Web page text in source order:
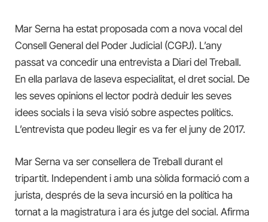
Mar Serna ha estat proposada com a nova vocal del
Consell General del Poder Judicial (CGPJ). L’any
passat va concedir una entrevista a Diari del Treball.
En ella parlava de laseva especialitat, el dret social. De
les seves opinions el lector podrà deduir les seves
idees socials i la seva visió sobre aspectes polítics.
L’entrevista que podeu llegir es va fer el juny de 2017.
Mar Serna va ser consellera de Treball durant el
tripartit. Independent i amb una sòlida formació com a
jurista, després de la seva incursió en la política ha
tornat a la magistratura i ara és jutge del social. Afirma